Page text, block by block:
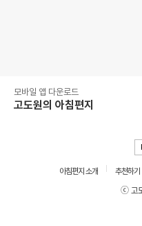
모바일 앱 다운로드
고도원의 아침편지
아침편지 소개 추천하기
ⓒ 고